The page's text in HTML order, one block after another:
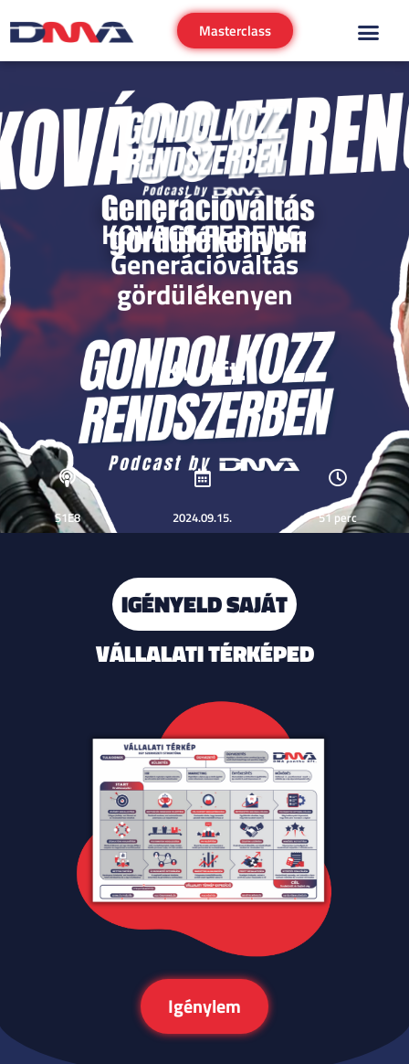
Masterclass
KOVÁCS FERENC:
Generációváltás
gördülékenyen
KV Kft.
S1E8 2024.09.15. 51 perc
IGÉNYELD SAJÁT
VÁLLALATI TÉRKÉPED
Igénylem